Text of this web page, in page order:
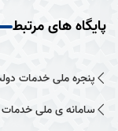
پایگاه های مرتبط
پنجره ملی خدمات
سامانه ی ملی خدمات